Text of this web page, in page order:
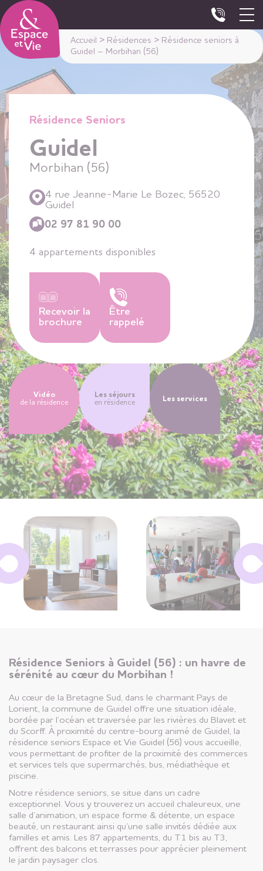
Accueil > Résidences > Résidence seniors à
Guidel – Morbihan (56)
Résidence Seniors
Guidel
Morbihan (56)
4 rue Jeanne-Marie Le Bozec, 56520
Guidel
02 97 81 90 00
4 appartements disponibles
Recevoir la
brochure
Être
rappelé
Vidéo
de la résidence
Les séjours
en résidence
Les services
Résidence Seniors à Guidel (56) : un havre de
sérénité au cœur du Morbihan !
Au cœur de la Bretagne Sud, dans le charmant Pays de
Lorient, la commune de Guidel offre une situation idéale,
bordée par l’océan et traversée par les rivières du Blavet et
du Scorff. À proximité du centre-bourg animé de Guidel, la
résidence seniors Espace et Vie Guidel (56) vous accueille,
vous permettant de profiter de la proximité des commerces
et services tels que supermarchés, bus, médiathèque et
piscine.
Notre résidence seniors, se situe dans un cadre
exceptionnel. Vous y trouverez un accueil chaleureux, une
salle d’animation, un espace forme & détente, un espace
beauté, un restaurant ainsi qu’une salle invités dédiée aux
familles et amis. Les 87 appartements, du T1 bis au T3,
offrent des balcons et terrasses pour apprécier pleinement
le jardin paysager clos.
Panneau de gestion des cookies